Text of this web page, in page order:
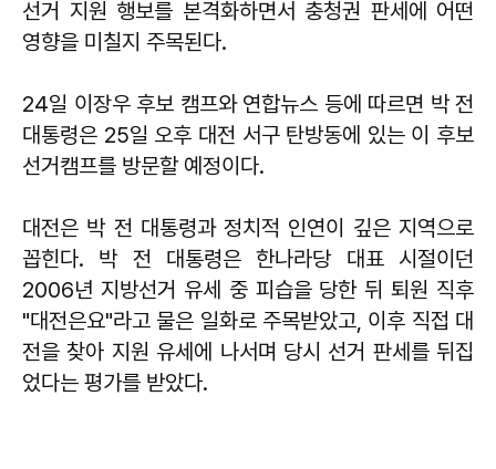
선거 지원 행보를 본격화하면서 충청권 판세에 어떤
영향을 미칠지 주목된다.
24일 이장우 후보 캠프와 연합뉴스 등에 따르면 박 전
대통령은 25일 오후 대전 서구 탄방동에 있는 이 후보
선거캠프를 방문할 예정이다.
대전은 박 전 대통령과 정치적 인연이 깊은 지역으로
꼽힌다. 박 전 대통령은 한나라당 대표 시절이던
2006년 지방선거 유세 중 피습을 당한 뒤 퇴원 직후
"대전은요"라고 물은 일화로 주목받았고, 이후 직접 대
전을 찾아 지원 유세에 나서며 당시 선거 판세를 뒤집
었다는 평가를 받았다.